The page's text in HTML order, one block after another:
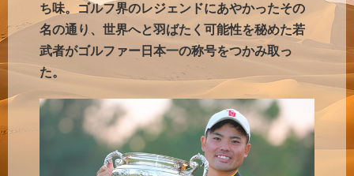
ち味。ゴルフ界のレジェンドにあやかったその
名の通り、世界へと羽ばたく可能性を秘めた若
武者がゴルファー日本一の称号をつかみ取っ
た。